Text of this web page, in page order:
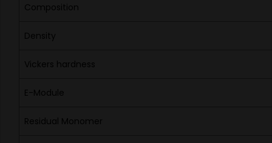
Composition
Density
Vickers hardness
E-Module
Residual Monomer